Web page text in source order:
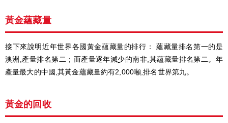
黃金蘊藏量
接下來說明近年世界各國黃金蘊藏量的排行： 蘊藏量排名第一的是
澳洲,產量排名第二；而產量逐年減少的南非,其蘊藏量排名第二。年
產量最大的中國,其黃金蘊藏量約有2,000噸,排名世界第九。
黃金的回收